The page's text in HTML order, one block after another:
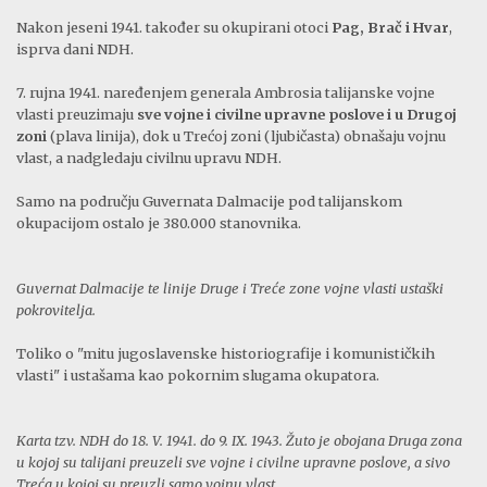
Nakon jeseni 1941. također su okupirani otoci Pag, Brač i Hvar,
isprva dani NDH.
7. rujna 1941. naređenjem generala Ambrosia talijanske vojne
vlasti preuzimaju sve vojne i civilne upravne poslove i u Drugoj
zoni(plava linija), dok u Trećoj zoni (ljubičasta) obnašaju vojnu
vlast, a nadgledaju civilnu upravu NDH.
Samo na području Guvernata Dalmacije pod talijanskom
okupacijom ostalo je 380.000 stanovnika.
Guvernat Dalmacije te linije Druge i Treće zone vojne vlasti ustaški
pokrovitelja.
Toliko o "mitu jugoslavenske historiografije i komunističkih
vlasti" i ustašama kao pokornim slugama okupatora.
Karta tzv. NDH do 18. V. 1941. do 9. IX. 1943. Žuto je obojana Druga zona
u kojoj su talijani preuzeli sve vojne i civilne upravne poslove, a sivo